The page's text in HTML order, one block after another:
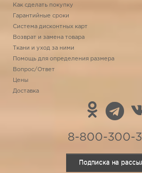
Как сделать покупку
Гарантийные сроки
Система дисконтных карт
Возврат и замена товара
Ткани и уход за ними
Помощь для определения размера
Вопрос/Ответ
Цены
Доставка
8-800-300-
Подписка на